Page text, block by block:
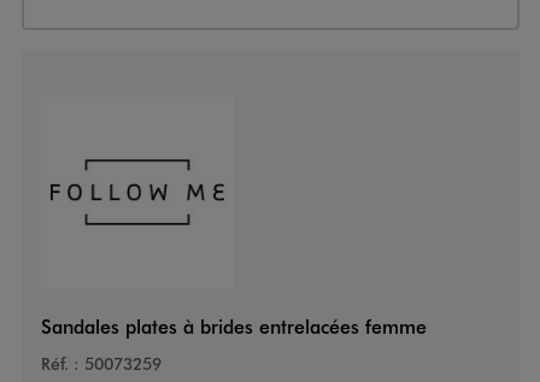
Sandales plates à brides entrelacées femme
Réf. : 50073259